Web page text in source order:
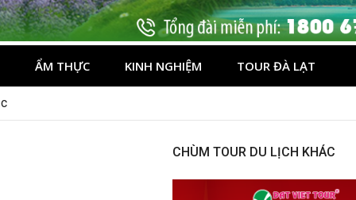
ẨM THỰC KINH NGHIỆM TOUR ĐÀ LẠT
CHÙM TOUR DU LỊCH KHÁC